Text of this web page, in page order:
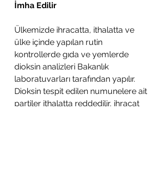
İmha Edilir
Ülkemizde ihracatta, ithalatta ve
ülke içinde yapılan rutin
kontrollerde gıda ve yemlerde
dioksin analizleri Bakanlık
laboratuvarları tarafından yapılır.
Dioksin tespit edilen numunelere ait
partiler ithalatta reddedilir, ihracat